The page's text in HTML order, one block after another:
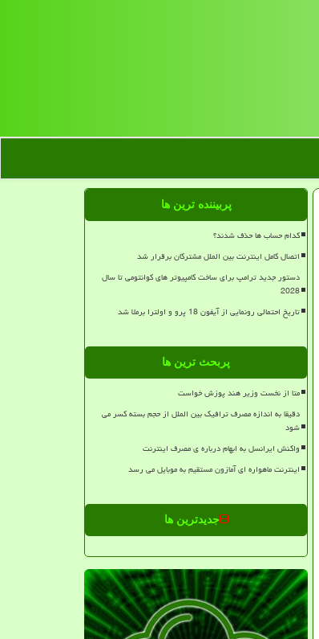
پربیننده ترین ها
کدام حساب ها حذف شدند؟
اتصال کامل اینترنت بین الملل مشترکان برقرار شد
دستور جدید ترامپ برای ساخت کامپیوتر های کوانتومی تا سال
2028
تاریخ احتمالی رونمایی از آیفون 18 پرو و اولترا برملا شد
پربحث ترین ها
متا از نخست وزیر هند پوزش خواست
دقیقا به اندازه مصرف ترافیک بین الملل از حجم بسته کسر می
شود
واکنش ایرانسل به ابهام درباره ی مصرف اینترنت
اینترنت ماهواره ای آمازون مستقیم به موبایل می رسد
جدیدترین ها